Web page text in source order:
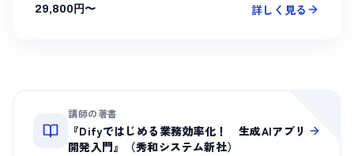
29,800円〜 詳しく見る
講師の著書
『Difyではじめる業務効率化！ 生成AIアプリ
開発入門 』（秀和システム新社）